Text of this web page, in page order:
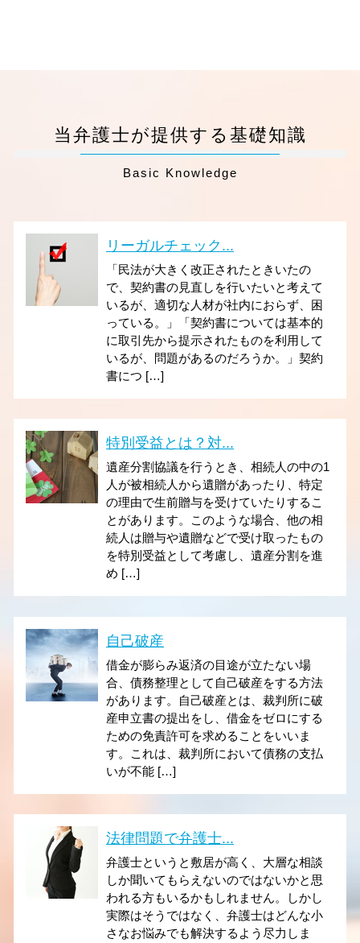
当弁護士が提供する基礎知識
Basic Knowledge
リーガルチェック...
「民法が大きく改正されたときいたの
で、契約書の見直しを行いたいと考えて
いるが、適切な人材が社内におらず、困
っている。」「契約書については基本的
に取引先から提示されたものを利用して
いるが、問題があるのだろうか。」契約
書につ […]
特別受益とは？対...
遺産分割協議を行うとき、相続人の中の1
人が被相続人から遺贈があったり、特定
の理由で生前贈与を受けていたりするこ
とがあります。このような場合、他の相
続人は贈与や遺贈などで受け取ったもの
を特別受益として考慮し、遺産分割を進
め […]
自己破産
借金が膨らみ返済の目途が立たない場
合、債務整理として自己破産をする方法
があります。自己破産とは、裁判所に破
産申立書の提出をし、借金をゼロにする
ための免責許可を求めることをいいま
す。これは、裁判所において債務の支払
いが不能 […]
法律問題で弁護士...
弁護士というと敷居が高く、大層な相談
しか聞いてもらえないのではないかと思
われる方もいるかもしれません。しかし
実際はそうではなく、弁護士はどんな小
さなお悩みでも解決するよう尽力しま